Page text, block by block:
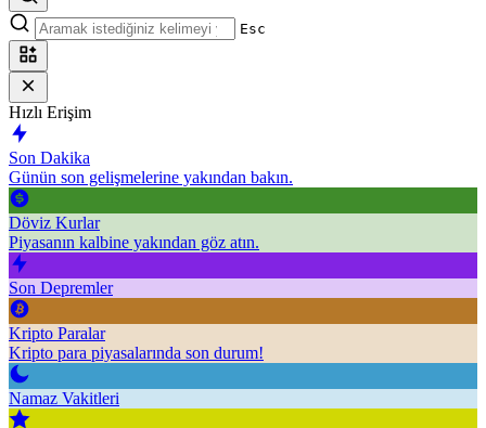
Esc
Hızlı Erişim
Son Dakika
Günün son gelişmelerine yakından bakın.
Döviz Kurlar
Piyasanın kalbine yakından göz atın.
Son Depremler
Kripto Paralar
Kripto para piyasalarında son durum!
Namaz Vakitleri